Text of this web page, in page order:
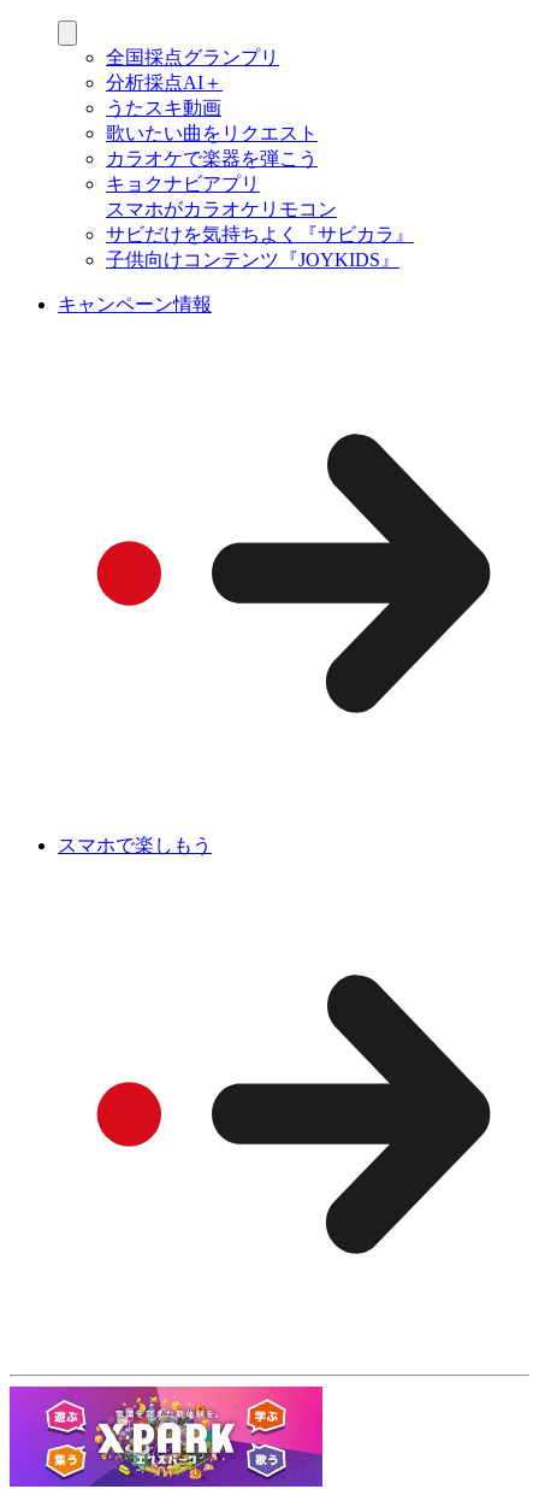
全国採点グランプリ
分析採点AI＋
うたスキ動画
歌いたい曲をリクエスト
カラオケで楽器を弾こう
キョクナビアプリ
スマホがカラオケリモコン
サビだけを気持ちよく『サビカラ』
子供向けコンテンツ『JOYKIDS』
キャンペーン情報
スマホで楽しもう